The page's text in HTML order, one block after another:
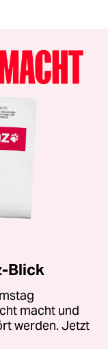
Blick
macht und
werden. Jetzt